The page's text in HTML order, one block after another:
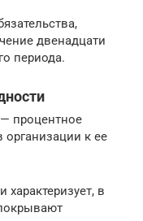
двенадцати
периода.
— процентное
к ее
в